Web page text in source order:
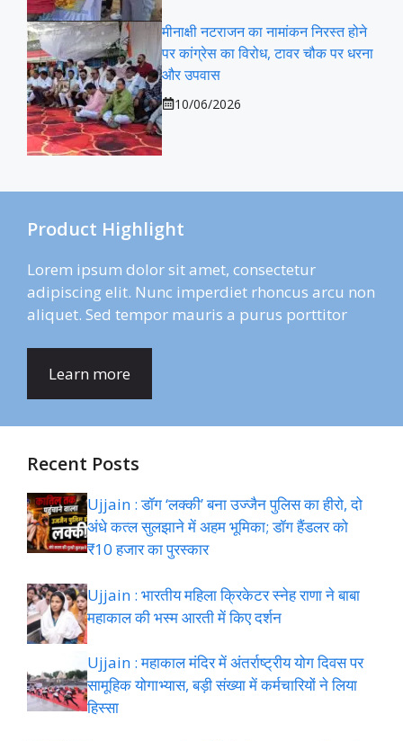
मीनाक्षी नटराजन का नामांकन निरस्त होने
पर कांग्रेस का विरोध, टावर चौक पर धरना
और उपवास
10/06/2026
Product Highlight
Lorem ipsum dolor sit amet, consectetur
adipiscing elit. Nunc imperdiet rhoncus arcu non
aliquet. Sed tempor mauris a purus porttitor
Learn more
Recent Posts
Ujjain : डॉग ‘लक्की’ बना उज्जैन पुलिस का हीरो, दो
अंधे कत्ल सुलझाने में अहम भूमिका; डॉग हैंडलर को
₹10 हजार का पुरस्कार
Ujjain : भारतीय महिला क्रिकेटर स्नेह राणा ने बाबा
महाकाल की भस्म आरती में किए दर्शन
Ujjain : महाकाल मंदिर में अंतर्राष्ट्रीय योग दिवस पर
सामूहिक योगाभ्यास, बड़ी संख्या में कर्मचारियों ने लिया
हिस्सा